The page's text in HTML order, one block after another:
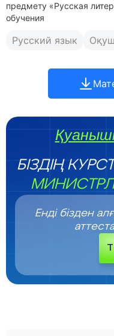
предмету «Русская
обучения
Русский язык
БІЗДІҢ
Енді бізден